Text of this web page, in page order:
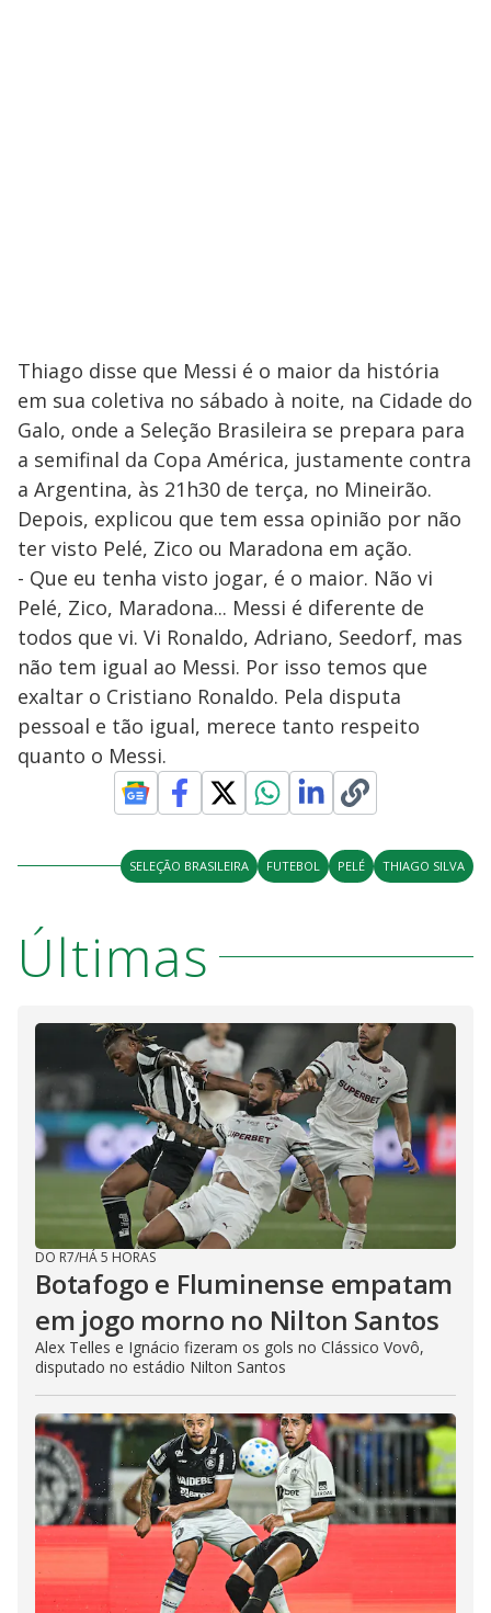
Thiago disse que Messi é o maior da história
em sua coletiva no sábado à noite, na Cidade do
Galo, onde a Seleção Brasileira se prepara para
a semifinal da Copa América, justamente contra
a Argentina, às 21h30 de terça, no Mineirão.
Depois, explicou que tem essa opinião por não
ter visto Pelé, Zico ou Maradona em ação.
- Que eu tenha visto jogar, é o maior. Não vi
Pelé, Zico, Maradona... Messi é diferente de
todos que vi. Vi Ronaldo, Adriano, Seedorf, mas
não tem igual ao Messi. Por isso temos que
exaltar o Cristiano Ronaldo. Pela disputa
pessoal e tão igual, merece tanto respeito
quanto o Messi.
SELEÇÃO BRASILEIRA FUTEBOL PELÉ THIAGO SILVA
Últimas
DO R7/HÁ 5 HORAS
Botafogo e Fluminense empatam
em jogo morno no Nilton Santos
Alex Telles e Ignácio fizeram os gols no Clássico Vovô,
disputado no estádio Nilton Santos